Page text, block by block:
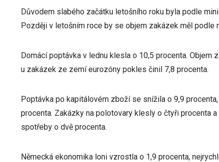
Důvodem slabého začátku letošního roku byla podle
Později v letošním roce by se objem zakázek měl podle
Domácí poptávka v lednu klesla o 10,5 procenta.
u zakázek ze zemí eurozóny pokles činil 7,8 procenta.
Poptávka po kapitálovém zboží se snížila o 9,9
procenta. Zakázky na polotovary klesly o čtyři procenta
spotřeby o dvě procenta.
Německá ekonomika loni vzrostla o 1,9 procenta,